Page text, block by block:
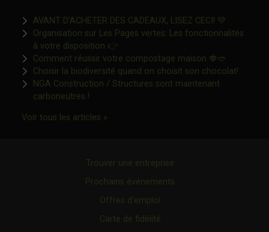
AVANT D’ACHETER DES CADEAUX, LISEZ CECI! 💚
Organisation sur Les Pages vertes: Les fonctionnalités
à votre disposition 👉Ce lien s'ouvrira dans une nouvelle
Comment réussir votre compostage maison 🍓🥙
Choisir la biodiversité quand on choisit son chocolat!Ce lien
NGA Construction / Structures sont maintenant
carboneutres !Ce lien s'ouvrira dans une nouvelle fenêtre"
Voir tous les articles »Ce lien s'ouvrira dans une nouvelle
Trouver une entreprise
Prochains événements
Offres d’emploi
Carte de fidélité